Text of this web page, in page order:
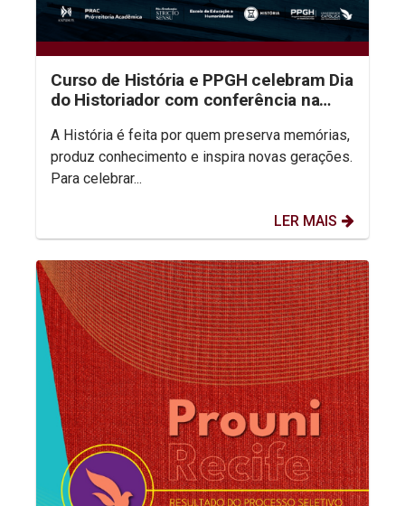
Curso de História e PPGH celebram Dia
do Historiador com conferência na
A História é feita por quem preserva memórias,
produz conhecimento e inspira novas gerações.
Para celebrar...
LER MAIS